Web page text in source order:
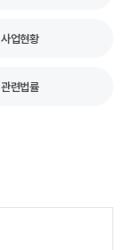
사업현황
관련법률